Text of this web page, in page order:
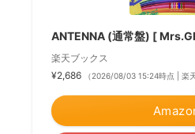
ANTENNA (通常盤) [
楽天ブックス
¥2,686
（2026/08/03 15:24時点 | 楽